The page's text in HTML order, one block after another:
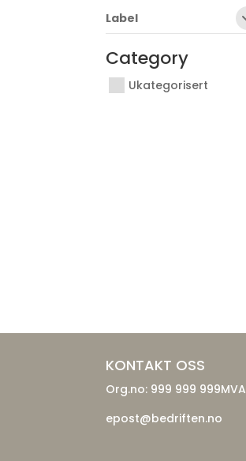
Label
Category
Ukategorisert
KONTAKT OSS
Org.no: 999 999 999MVA
epost@bedriften.no